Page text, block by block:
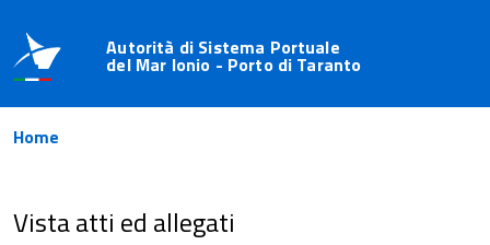
Autorità di Sistema Portuale
del Mar Ionio - Porto di Taranto
Home
Vista atti ed allegati